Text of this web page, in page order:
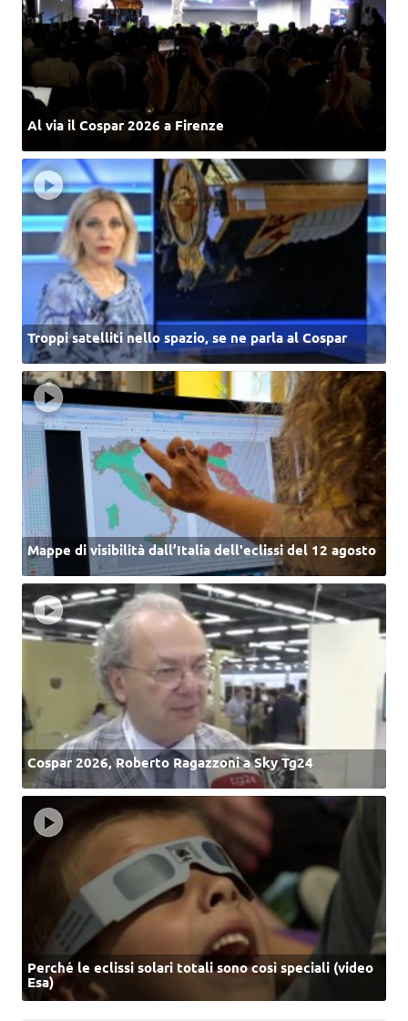
Al via il Cospar 2026 a Firenze
Troppi satelliti nello spazio, se ne parla al Cospar
Mappe di visibilità dall’Italia dell'eclissi del 12 agosto
Cospar 2026, Roberto Ragazzoni a Sky Tg24
Perché le eclissi solari totali sono così speciali (video
Esa)